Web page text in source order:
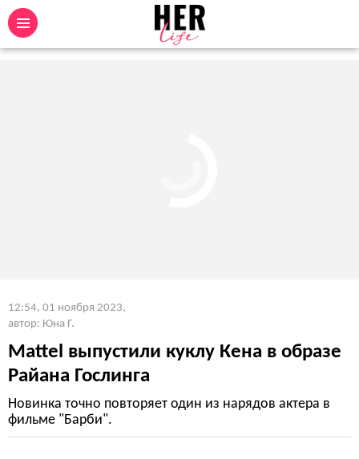
12:54, 01 ноября 2023,
автор: Юна Г.
Mattel выпустили куклу Кена в образе
Райана Гослинга
Новинка точно повторяет один из нарядов актера в
фильме "Барби".